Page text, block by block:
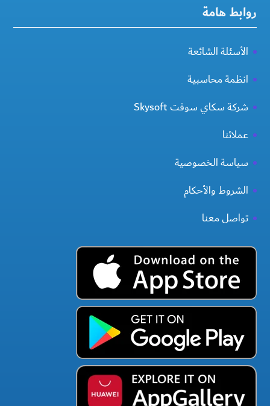
روابط هامة
الأسئلة الشائعة
انظمة محاسبية
شركة سكاي سوفت Skysoft
عملائنا
سياسة الخصوصية
الشروط والأحكام
تواصل معنا